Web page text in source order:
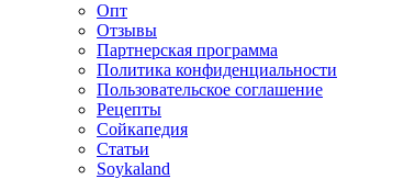
Опт
Отзывы
Партнерская программа
Политика конфиденциальности
Пользовательское соглашение
Рецепты
Сойкапедия
Статьи
Soykaland